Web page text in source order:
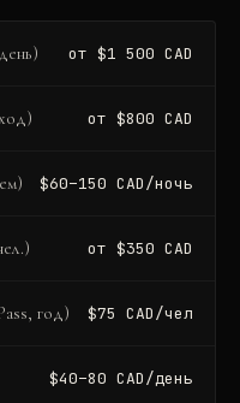
от $1 500 CAD
от $800 CAD
$60–150 CAD/ночь
от $350 CAD
год) $75 CAD/чел
$40–80 CAD/день